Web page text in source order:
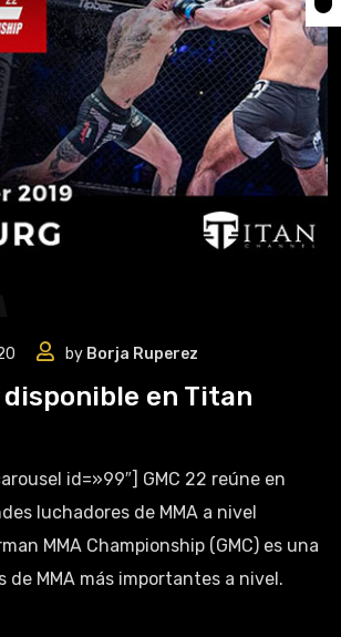
by Borja Ruperez
disponible en Titan
id=»99″] GMC 22 reúne en
luchadores de MMA a nivel
MMA Championship (GMC) es una
de MMA más importantes a nivel.